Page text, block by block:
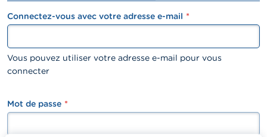
textfield
Connectez-vous avec votre adresse e-mail
Vous pouvez utiliser votre adresse e-mail pour vous
connecter
password
Mot de passe